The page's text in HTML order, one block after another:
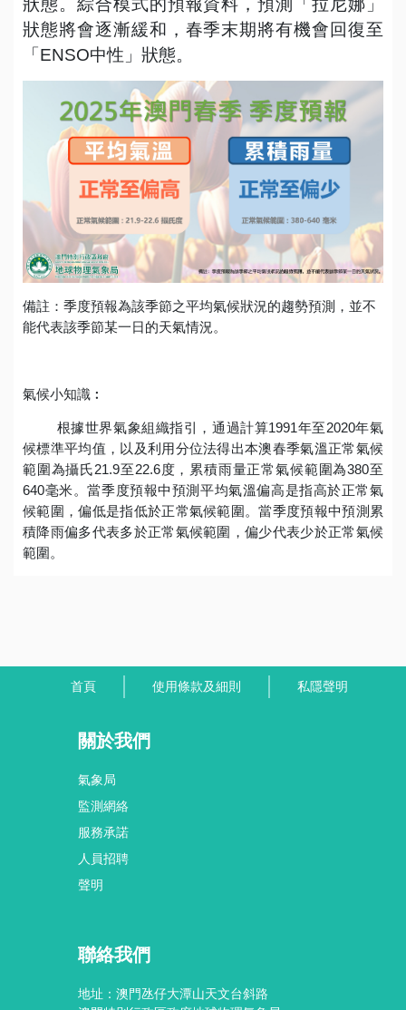
狀態將會逐漸緩和，春季末期將有機會回復至
「ENSO中性」狀態。
備註：季度預報為該季節之平均氣候狀況的趨勢預測，並不
能代表該季節某一日的天氣情況。
氣候小知識 ︰
根據世界氣象組織指引，通過計算1991年至2020年氣
候標準平均值，以及利用分位法得出本澳春季氣溫正常氣候
範圍為攝氏21.9至22.6度，累積雨量正常氣候範圍為380至
640毫米。當季度預報中預測平均氣溫偏高是指高於正常氣
候範圍，偏低是指低於正常氣候範圍。當季度預報中預測累
積降雨偏多代表多於正常氣候範圍，偏少代表少於正常氣候
範圍。
首頁 使用條款及細則 私隱聲明
關於我們
氣象局
監測網絡
服務承諾
人員招聘
聲明
聯絡我們
地址：澳門氹仔大潭山天文台斜路